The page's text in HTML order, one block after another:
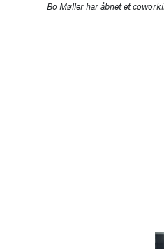
Bo Møller har åbnet et